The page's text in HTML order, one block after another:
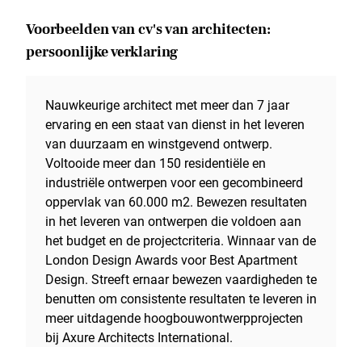
Voorbeelden van cv's van architecten:
persoonlijke verklaring
Nauwkeurige architect met meer dan 7 jaar
ervaring en een staat van dienst in het leveren
van duurzaam en winstgevend ontwerp.
Voltooide meer dan 150 residentiële en
industriële ontwerpen voor een gecombineerd
oppervlak van 60.000 m2. Bewezen resultaten
in het leveren van ontwerpen die voldoen aan
het budget en de projectcriteria. Winnaar van de
London Design Awards voor Best Apartment
Design. Streeft ernaar bewezen vaardigheden te
benutten om consistente resultaten te leveren in
meer uitdagende hoogbouwontwerpprojecten
bij Axure Architects International.